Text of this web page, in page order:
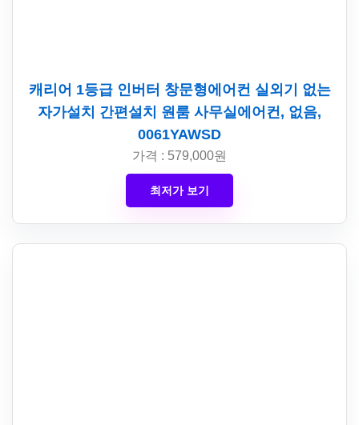
캐리어 1등급 인버터 창문형에어컨 실외기 없는
자가설치 간편설치 원룸 사무실에어컨, 없음,
0061YAWSD
가격 : 579,000원
최저가 보기